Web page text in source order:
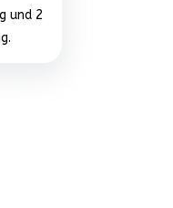
und 2